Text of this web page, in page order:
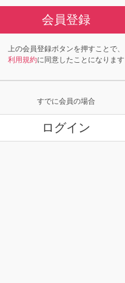
会員登録
上の会員登録ボタンを押すことで、
利用規約に同意したことになります
すでに会員の場合
ログイン